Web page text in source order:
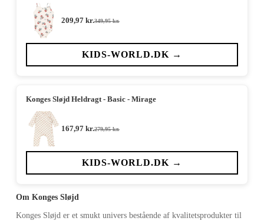
349,95kr.
Den
pris
var:
209,97 kr.Den
pris
er:
KIDS-WORLD.DK →
Konges Sløjd Heldragt - Basic - Mirage
279,95kr.
Den
pris
var:
167,97 kr.Den
pris
er:
KIDS-WORLD.DK →
Om Konges Sløjd
Konges Sløjd er et smukt univers bestående af kvalitetsprodukter til